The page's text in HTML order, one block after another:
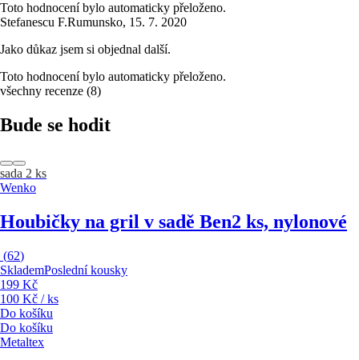
Toto hodnocení bylo automaticky přeloženo.
Stefanescu F.Rumunsko, 15. 7. 2020
Jako důkaz jsem si objednal další.
Toto hodnocení bylo automaticky přeloženo.
všechny recenze (8)
Bude se hodit
sada 2 ks
Wenko
Houbičky na gril v sadě Ben2 ks, nylonové
(62)
SklademPoslední kousky
199 Kč
100 Kč / ks
Do košíku
Do košíku
Metaltex